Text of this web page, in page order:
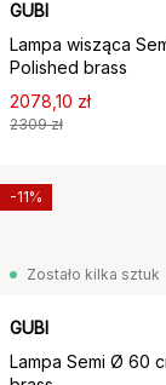
GUBI
Lampa wisząca
Polished brass
2078,10 zł
2309 zł
Zostało kilka sztuk
GUBI
Lampa Semi Ø 60
-11%